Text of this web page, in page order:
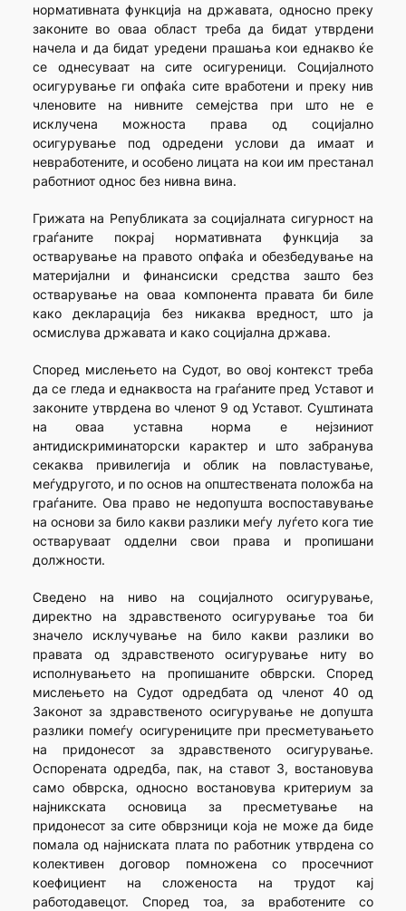
нормативната функција на државата, односно преку
законите во оваа област треба да бидат утврдени
начела и да бидат уредени прашања кои еднакво ќе
се однесуваат на сите осигуреници. Социјалното
осигурување ги опфаќа сите вработени и преку нив
членовите на нивните семејства при што не е
исклучена можноста права од социјално
осигурување под одредени услови да имаат и
невработените, и особено лицата на кои им престанал
работниот однос без нивна вина.
Грижата на Републиката за социјалната сигурност на
граѓаните покрај нормативната функција за
остварување на правото опфаќа и обезбедување на
материјални и финансиски средства зашто без
остварување на оваа компонента правата би биле
како декларација без никаква вредност, што ја
осмислува државата и како социјална држава.
Според мислењето на Судот, во овој контекст треба
да се гледа и еднаквоста на граѓаните пред Уставот и
законите утврдена во членот 9 од Уставот. Суштината
на оваа уставна норма е нејзиниот
антидискриминаторски карактер и што забранува
секаква привилегија и облик на повластување,
меѓудругото, и по основ на општествената положба на
граѓаните. Ова право не недопушта воспоставување
на основи за било какви разлики меѓу луѓето кога тие
остваруваат одделни свои права и пропишани
должности.
Сведено на ниво на социјалното осигурување,
директно на здравственото осигурување тоа би
значело исклучување на било какви разлики во
правата од здравственото осигурување ниту во
исполнувањето на пропишаните обврски. Според
мислењето на Судот одредбата од членот 40 од
Законот за здравственото осигурување не допушта
разлики помеѓу осигурениците при пресметувањето
на придонесот за здравственото осигурување.
Оспорената одредба, пак, на ставот 3, востановува
само обврска, односно востановува критериум за
најникската основица за пресметување на
придонесот за сите обврзници која не може да биде
помала од најниската плата по работник утврдена со
колективен договор помножена со просечниот
коефициент на сложеноста на трудот кај
работодавецот. Според тоа, за вработените со